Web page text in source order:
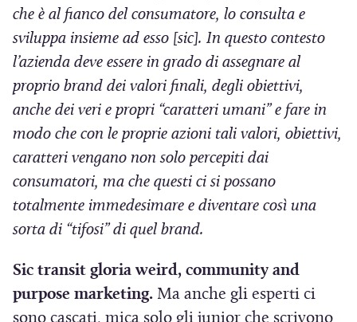
che è al fianco del consumatore, lo consulta e
sviluppa insieme ad esso [sic]. In questo contesto
l’azienda deve essere in grado di assegnare al
proprio brand dei valori finali, degli obiettivi,
anche dei veri e propri “caratteri umani” e fare in
modo che con le proprie azioni tali valori, obiettivi,
caratteri vengano non solo percepiti dai
consumatori, ma che questi ci si possano
totalmente immedesimare e diventare così una
sorta di “tifosi” di quel brand.
Sic transit gloria weird, community and
purpose marketing. Ma anche gli esperti ci
sono cascati, mica solo gli junior che scrivono